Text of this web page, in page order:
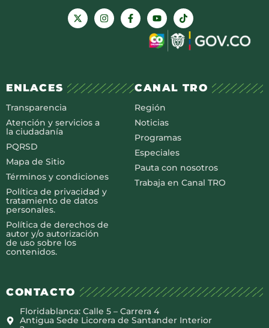
ENLACES
Transparencia
Atención y servicios a
la ciudadanía
PQRSD
Mapa de Sitio
Términos y condiciones
Política de privacidad y
tratamiento de datos
personales.
Política de derechos de
autor y/o autorización
de uso sobre los
contenidos.
CANAL TRO
Región
Noticias
Programas
Especiales
Pauta con nosotros
Trabaja en Canal TRO
CONTACTO
Floridablanca: Calle 5 – Carrera 4
Antigua Sede Licorera de Santander Interior